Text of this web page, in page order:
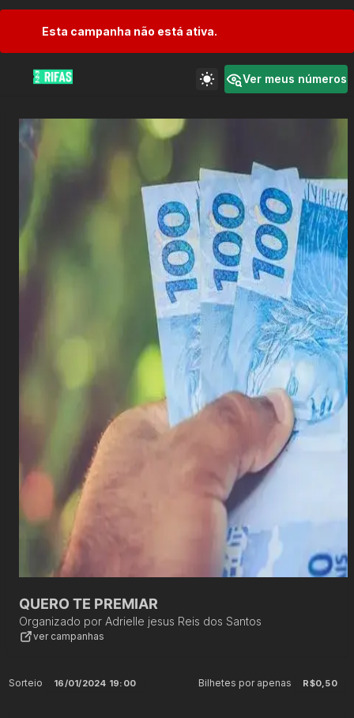
Esta campanha não está ativa.
Ver meus números
QUERO TE PREMIAR
Organizado por Adrielle jesus Reis dos Santos
ver campanhas
Sorteio 16/01/2024 19:00 Bilhetes por apenas R$0,50